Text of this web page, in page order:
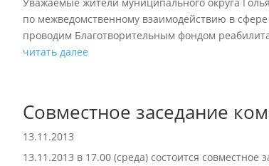
по межведомственному взаимодействию в
проводим Благотворительным фондом
читать далее
Совместное заседание
13.11.2013
13.11.2013 в 17.00 (среда) состоится